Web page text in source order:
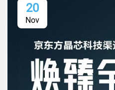
20
Nov